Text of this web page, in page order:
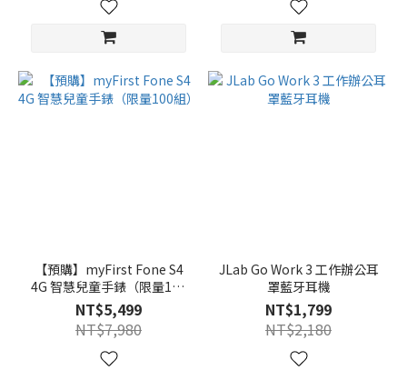
【預購】myFirst Fone S4
4G 智慧兒童手錶（限量100
組）
NT$5,499
NT$7,980
JLab Go Work 3 工作辦公耳
罩藍牙耳機
NT$1,799
NT$2,180